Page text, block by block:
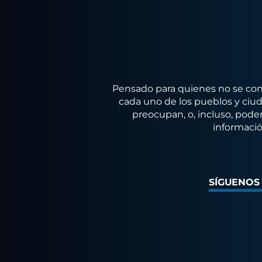
Pensado para quienes no se
cada uno de los pueblos y
preocupan, o, incluso,
SÍGUENOS